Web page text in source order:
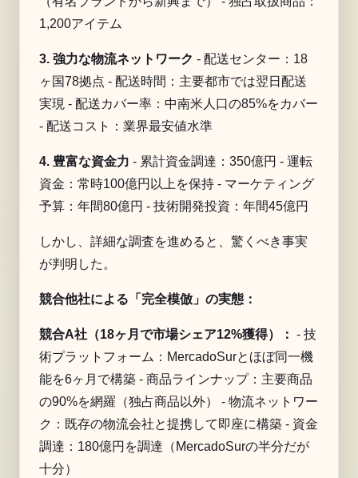
1,200アイテム
3. 強力な物流ネットワーク - 配送センター：18
ヶ国78拠点 - 配送時間：主要都市では翌日配送
実現 - 配送カバー率：中南米人口の85%をカバー
- 配送コスト：業界最安値水準
4. 豊富な資金力 - 累計資金調達：350億円 - 運転
資金：常時100億円以上を保持 - マーケティング
予算：年間80億円 - 技術開発投資：年間45億円
しかし、詳細な調査を進めると、驚くべき事実
が判明した。
競合他社による「完全模倣」の実態：
競合A社（18ヶ月で市場シェア12%獲得）： - 技
術プラットフォーム：MercadoSurとほぼ同一機
能を6ヶ月で構築 - 商品ラインナップ：主要商品
の90%を網羅（独占商品以外） - 物流ネットワー
ク：既存の物流会社と提携して即座に構築 - 資金
調達：180億円を調達（MercadoSurの半分だが
十分）